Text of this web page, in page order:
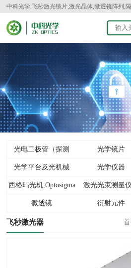
中科光学,飞秒激光镜片,激光晶体,微透镜阵列,
光电二极管（探测
器）
光学镜片
光学平台及光机械 光学仪器
西格玛光机,Optosigma 激光光束测量
微透镜 衍射元件
飞秒激光器 首